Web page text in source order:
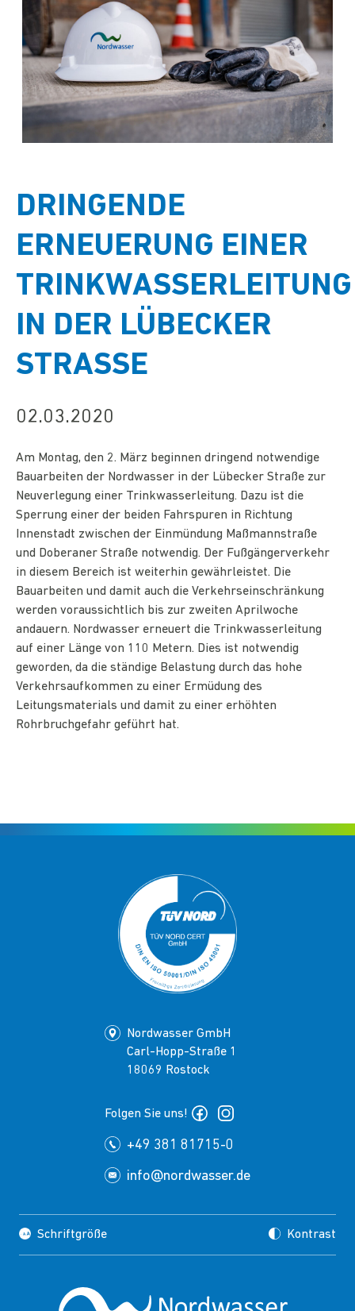
DRINGENDE
ERNEUERUNG EINER
TRINKWASSERLEITUNG
IN DER LÜBECKER
STRASSE
02.03.2020
Am Montag, den 2. März beginnen dringend notwendige
Bauarbeiten der Nordwasser in der Lübecker Straße zur
Neuverlegung einer Trinkwasserleitung. Dazu ist die
Sperrung einer der beiden Fahrspuren in Richtung
Innenstadt zwischen der Einmündung Maßmannstraße
und Doberaner Straße notwendig. Der Fußgängerverkehr
in diesem Bereich ist weiterhin gewährleistet. Die
Bauarbeiten und damit auch die Verkehrseinschränkung
werden voraussichtlich bis zur zweiten Aprilwoche
andauern. Nordwasser erneuert die Trinkwasserleitung
auf einer Länge von 110 Metern. Dies ist notwendig
geworden, da die ständige Belastung durch das hohe
Verkehrsaufkommen zu einer Ermüdung des
Leitungsmaterials und damit zu einer erhöhten
Rohrbruchgefahr geführt hat.
+49 381 81715-0
info@nordwasser.de
Nordwasser GmbH
Carl-Hopp-Straße 1
18069 Rostock
Folgen Sie uns!
Schriftgröße Kontrast